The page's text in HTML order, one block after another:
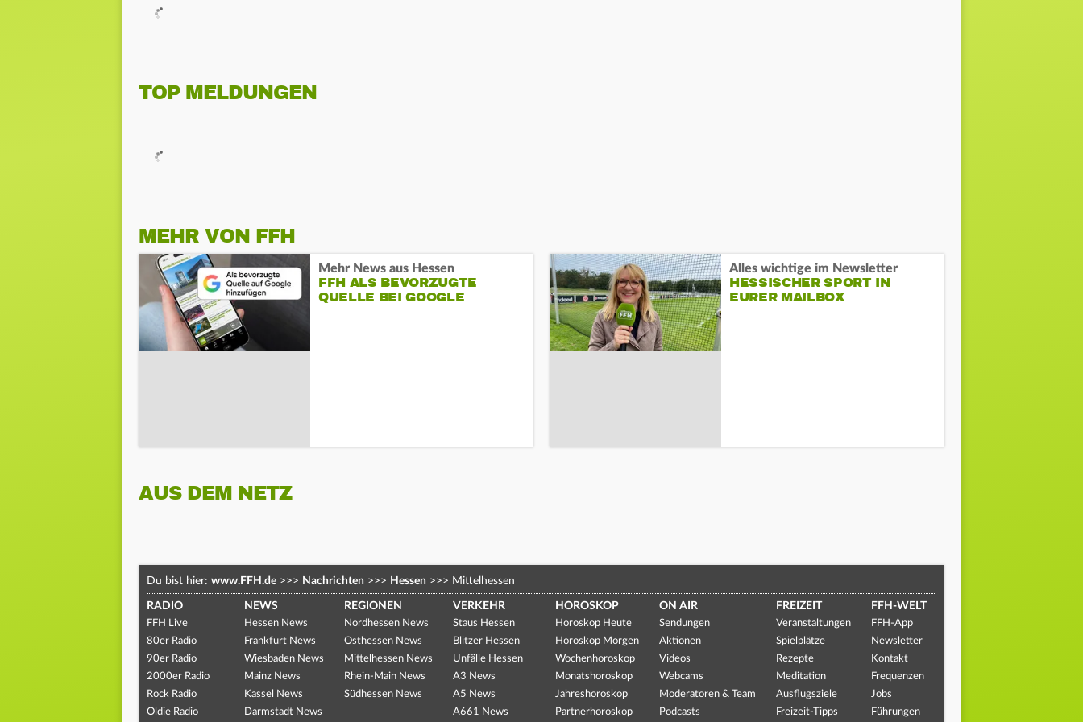
TOP MELDUNGEN
MEHR VON FFH
Mehr News aus Hessen
FFH ALS BEVORZUGTE
QUELLE BEI GOOGLE
Alles wichtige im Newsletter
HESSISCHER SPORT IN
EURER MAILBOX
AUS DEM NETZ
Du bist hier: www.FFH.de >>> Nachrichten >>> Hessen >>> Mittelhessen
RADIO
FFH Live
80er Radio
90er Radio
2000er Radio
Rock Radio
Oldie Radio
NEWS
Hessen News
Frankfurt News
Wiesbaden News
Mainz News
Kassel News
Darmstadt News
REGIONEN
Nordhessen News
Osthessen News
Mittelhessen News
Rhein-Main News
Südhessen News
VERKEHR
Staus Hessen
Blitzer Hessen
Unfälle Hessen
A3 News
A5 News
A661 News
HOROSKOP
Horoskop Heute
Horoskop Morgen
Wochenhoroskop
Monatshoroskop
Jahreshoroskop
Partnerhoroskop
ON AIR
Sendungen
Aktionen
Videos
Webcams
Moderatoren & Team
Podcasts
FREIZEIT
Veranstaltungen
Spielplätze
Rezepte
Meditation
Ausflugsziele
Freizeit-Tipps
FFH-WELT
FFH-App
Newsletter
Kontakt
Frequenzen
Jobs
Führungen